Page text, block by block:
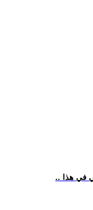
في هذا